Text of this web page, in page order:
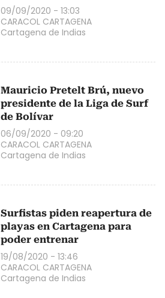
09/09/2020 - 13:03
CARACOL CARTAGENA
Cartagena de Indias
Mauricio Pretelt Brú, nuevo
presidente de la Liga de Surf
de Bolívar
06/09/2020 - 09:20
CARACOL CARTAGENA
Cartagena de Indias
Surfistas piden reapertura de
playas en Cartagena para
poder entrenar
19/08/2020 - 13:46
CARACOL CARTAGENA
Cartagena de Indias